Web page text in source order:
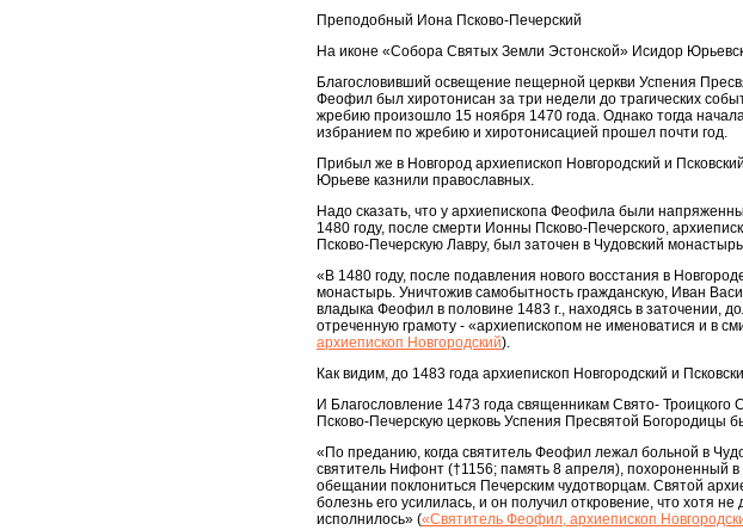
Преподобный Иона Псково-Печерский
На иконе «Собора Святых Земли Эстонской» Исидор
Благословивший освещение пещерной церкви Успения
Феофил был хиротонисан за три недели до трагических
жребию произошло 15 ноября 1470 года. Однако тогда
избранием по жребию и хиротонисацией прошел почти год.
Прибыл же в Новгород архиепископ Новгородский и
Юрьеве казнили православных.
Надо сказать, что у архиепископа Феофила были
1480 году, после смерти Ионны Псково-Печерского,
Псково-Печерскую Лавру, был заточен в Чудовский
«В 1480 году, после подавления нового восстания в
монастырь. Уничтожив самобытность гражданскую, Иван
владыка Феофил в половине 1483 г., находясь в заточении,
отреченную грамоту - «архиепископом не именоватися и в
архиепископ Новгородский).
Как видим, до 1483 года архиепископ Новгородский и
И Благословление 1473 года священникам Свято-
Псково-Печерскую церковь Успения Пресвятой Богородицы
«По преданию, когда святитель Феофил лежал больной в
святитель Нифонт (†1156; память 8 апреля), похороненный
обещании поклониться Печерским чудотворцам. Святой
болезнь его усилилась, и он получил откровение, что хотя
исполнилось» («Святитель Феофил, архиепископ